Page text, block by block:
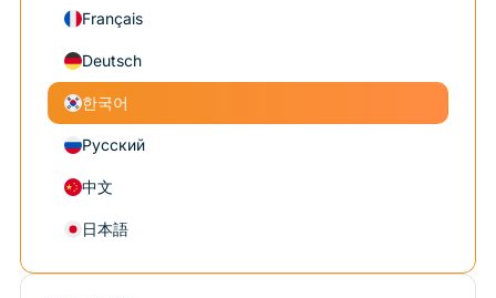
Français
Deutsch
한국어
Русский
中文
日本語